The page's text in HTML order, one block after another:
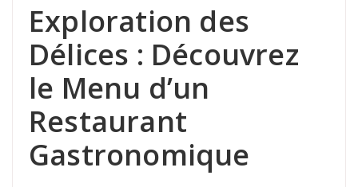
Exploration des
Délices : Découvrez
le Menu d’un
Restaurant
Gastronomique